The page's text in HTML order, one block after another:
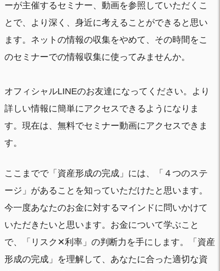
ーが主催するセミナー、動画を参照していただくこ
とで、より深く、身近に考えることができると思い
ます。ネットの情報の収集をやめて、その時間をこ
のセミナーでの情報収集に使ってみませんか。
オフィシャルLINEのお友達になってください。より
詳しい情報に簡単にアクセスできるようになりま
す。現在は、無料でセミナー動画にアクセスできま
す。
ここまでで「資産形成の完成」には、「４つのステ
ージ」があることを知っていただけたと思います。
今一度あなたのお金に対するマインドに問いかけて
いただきたいと思います。お金について学ぶこと
で、「リスク✕利率」の判断力を手にします。「資産
形成の完成」を理解して、あなたに合った適切な資